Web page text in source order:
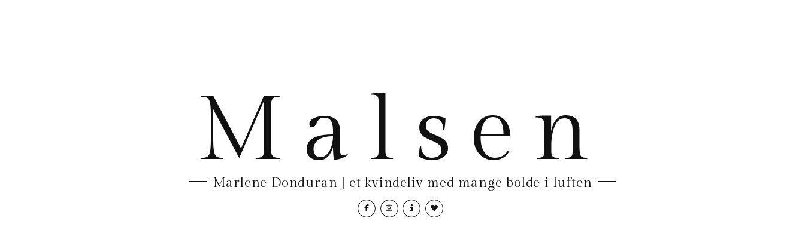
Malsen
Marlene Donduran | et kvindeliv med mange bolde i luften